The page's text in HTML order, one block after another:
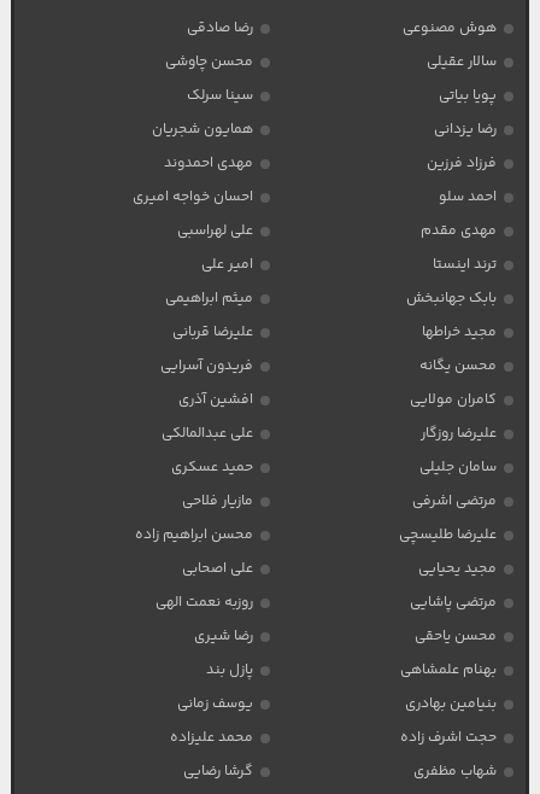
هوش مصنوعی
رضا صادقی
سالار عقیلی
محسن چاوشی
پویا بیاتی
سینا سرلک
رضا یزدانی
همایون شجریان
فرزاد فرزین
مهدی احمدوند
احمد سلو
احسان خواجه امیری
مهدی مقدم
علی لهراسبی
ترند اینستا
امیر علی
بابک جهانبخش
میثم ابراهیمی
مجید خراطها
علیرضا قربانی
محسن یگانه
فریدون آسرایی
کامران مولایی
افشین آذری
علیرضا روزگار
علی عبدالمالکی
سامان جلیلی
حمید عسکری
مرتضی اشرفی
مازیار فلاحی
علیرضا طلیسچی
محسن ابراهیم زاده
مجید یحیایی
علی اصحابی
مرتضی پاشایی
روزبه نعمت الهی
محسن یاحقی
رضا شیری
بهنام علمشاهی
پازل بند
بنیامین بهادری
یوسف زمانی
حجت اشرف زاده
محمد علیزاده
شهاب مظفری
گرشا رضایی